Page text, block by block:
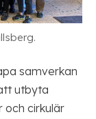
samverkan
utbyta
och cirkulär